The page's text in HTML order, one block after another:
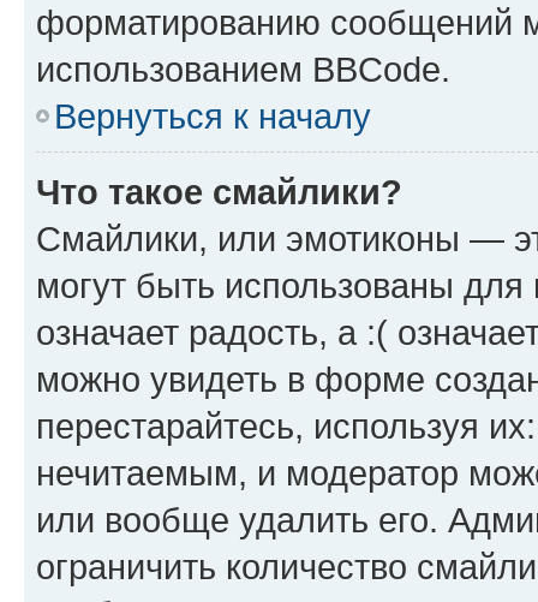
форматированию сообщений
использованием BBCode.
Вернуться к началу
Что такое смайлики?
Смайлики, или эмотиконы —
могут быть использованы
означает радость, а :(
можно увидеть в форме
перестарайтесь, используя
нечитаемым, и модератор
или вообще удалить его.
ограничить количество